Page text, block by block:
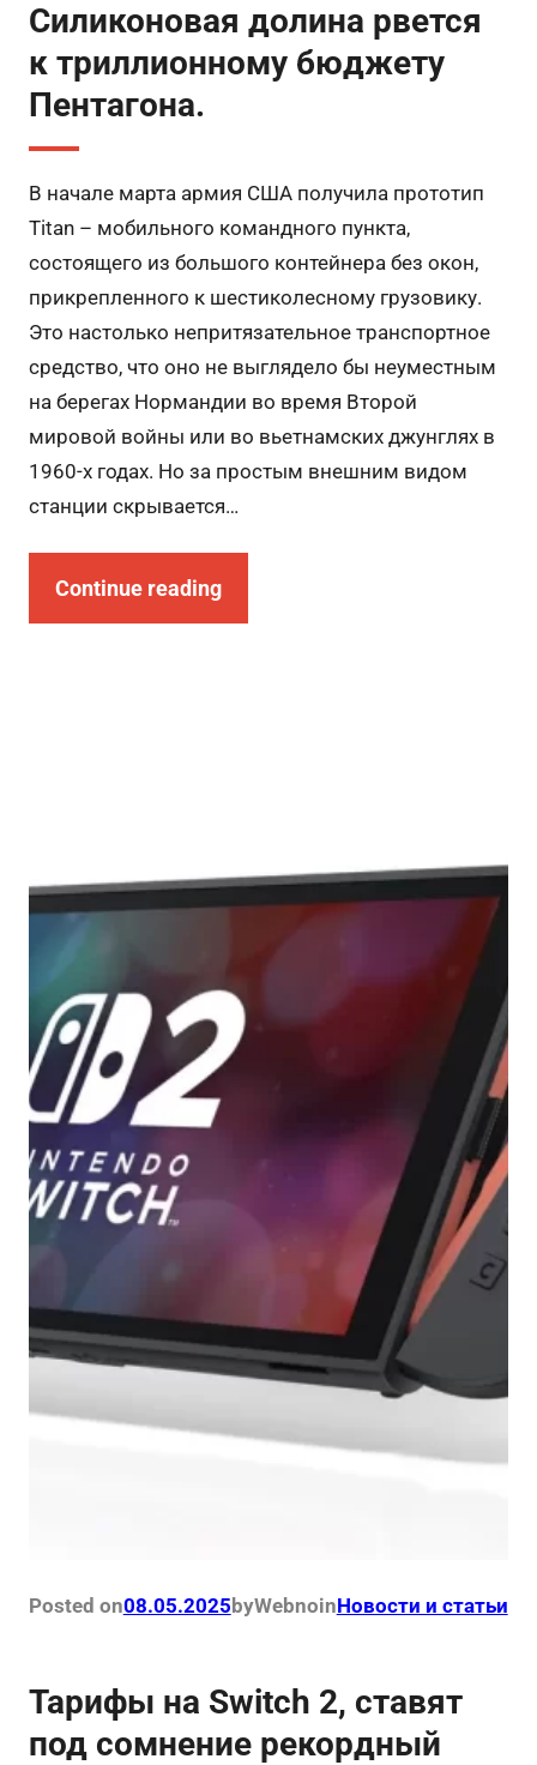
Силиконовая долина рвется
к триллионному бюджету
Пентагона.
В начале марта армия США получила прототип
Titan – мобильного командного пункта,
состоящего из большого контейнера без окон,
прикрепленного к шестиколесному грузовику.
Это настолько непритязательное транспортное
средство, что оно не выглядело бы неуместным
на берегах Нормандии во время Второй
мировой войны или во вьетнамских джунглях в
1960-х годах. Но за простым внешним видом
станции скрывается…
Continue reading
Posted on08.05.2025 byWebnoinНовости и статьи
Тарифы на Switch 2, ставят
под сомнение рекордный